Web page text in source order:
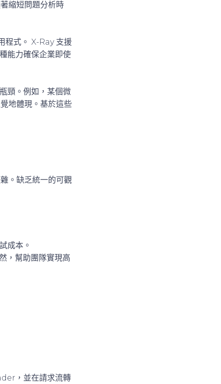
縮短問題分析時
程式。 X-Ray 支援
能力確保企業即使
頸。例如，某個微
地體現。基於這些
。缺乏統一的可觀
成本。
，幫助團隊實現高
，並在請求流轉